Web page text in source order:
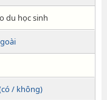
du học sinh
/ không)